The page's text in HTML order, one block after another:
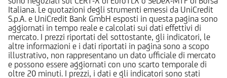
Italiana. Le quotazioni degli strumenti emessi da UniCredit
S.p.A. e UniCredit Bank GmbH esposti in questa pagina sono
aggiornati in tempo reale e calcolati sui dati effettivi di
mercato. I prezzi riportati del sottostante, gli indicatori, le
altre informazioni e i dati riportati in pagina sono a scopo
illustrativo, non rappresentano un dato ufficiale di mercato
e possono essere aggiornati con uno scarto temporale di
oltre 20 minuti. I prezzi, i dati e gli indicatori sono stati